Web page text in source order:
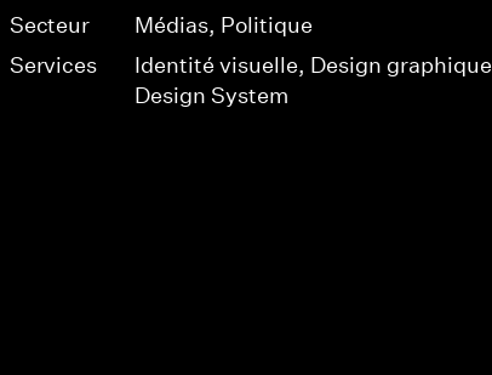
Secteur
Médias Politique
Services
Identité visuelle Design graphique
Design System